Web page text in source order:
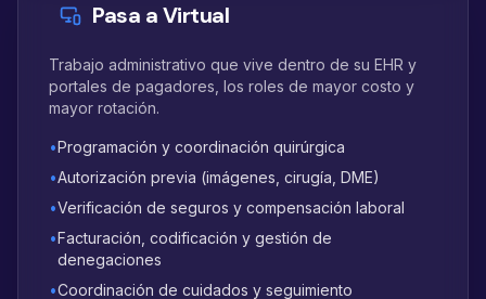
Pasa a Virtual
Trabajo administrativo que vive dentro de su EHR y
portales de pagadores, los roles de mayor costo y
mayor rotación.
•Programación y coordinación quirúrgica
•Autorización previa (imágenes, cirugía, DME)
•Verificación de seguros y compensación laboral
•Facturación, codificación y gestión de
denegaciones
•Coordinación de cuidados y seguimiento